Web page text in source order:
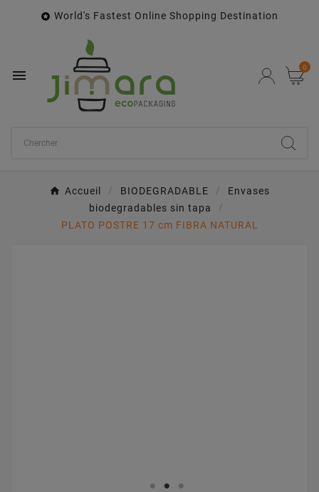
 World's Fastest Online Shopping Destination
 0
Accueil BIODEGRADABLE
Envases
biodegradables sin tapa
PLATO POSTRE 17 cm FIBRA NATURAL